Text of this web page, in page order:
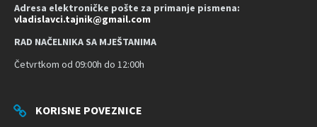
Adresa elektroničke pošte za primanje pismena:
vladislavci.tajnik@gmail.com
RAD NAČELNIKA SA MJEŠTANIMA
Četvrtkom od 09:00h do 12:00h
KORISNE POVEZNICE